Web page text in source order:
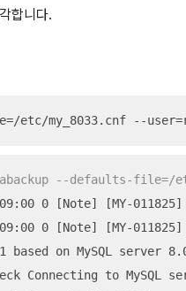
합니다.
etc/my_8033.cnf --
--defaults-file=/
0 [Note] [MY-
0 [Note] [MY-
based on MySQL server
Connecting to MySQL